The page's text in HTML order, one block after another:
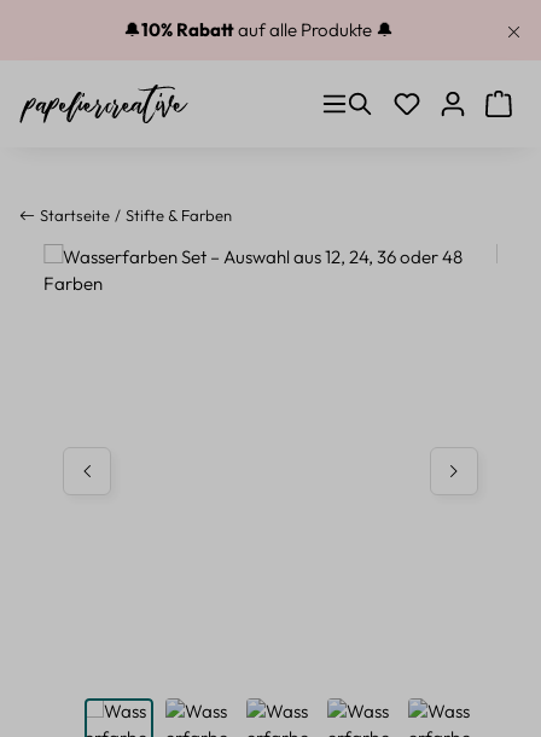
Zum Hauptinhalt springen
🔔10% Rabattauf alle Produkte 🔔
Du hast 0
Startseite Stifte & Farben
Bildergalerie überspringen